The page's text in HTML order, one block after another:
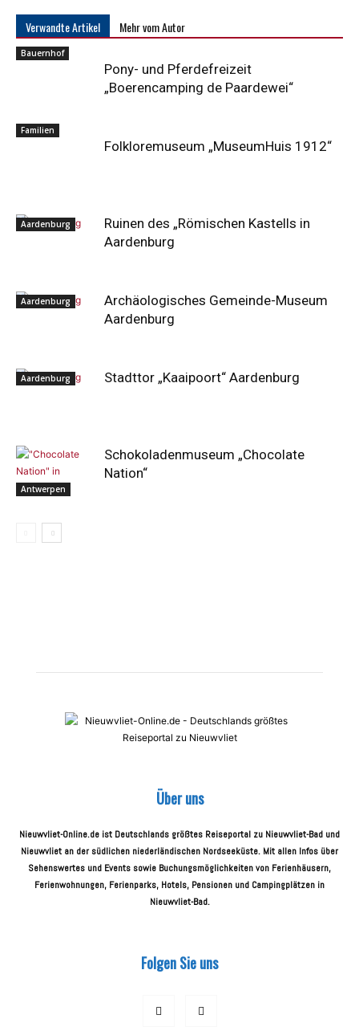
Verwandte Artikel Mehr vom Autor
Bauernhof
Pony- und Pferdefreizeit
„Boerencamping de Paardewei“
Familien
Folkloremuseum „MuseumHuis 1912“
Aardenburg
Ruinen des „Römischen Kastells in
Aardenburg
Aardenburg
Archäologisches Gemeinde-Museum
Aardenburg
Aardenburg Stadttor „Kaaipoort“ Aardenburg
Antwerpen
Schokoladenmuseum „Chocolate
Nation“
Über uns
Nieuwvliet-Online.de ist Deutschlands größtes Reiseportal zu Nieuwvliet-Bad und
Nieuwvliet an der südlichen niederländischen Nordseeküste. Mit allen Infos über
Sehenswertes und Events sowie Buchungsmöglichkeiten von Ferienhäusern,
Ferienwohnungen, Ferienparks, Hotels, Pensionen und Campingplätzen in
Nieuwvliet-Bad.
Folgen Sie uns